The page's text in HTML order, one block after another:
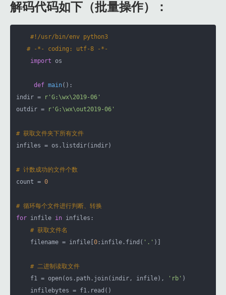
解码代码如下（批量操作）：
#!/usr/bin/env python3
# -*- coding: utf-8 -*-
import os
def main() :
indir =
r'G:\wx\2019-06'
outdir =
r'G:\wx\out2019-06'
# 获取文件夹下所有文件
infiles = os.listdir(indir)
# 计数成功的文件个数
count = 0
# 循环每个文件进行判断、转换
for infile in infiles:
# 获取文件名
    filename = infile[
0 :infile.find( '.' )]
# 二进制读取文件
    f1 = open(os.path.join(indir, infile),
'rb' )
    infilebytes = f1.read()